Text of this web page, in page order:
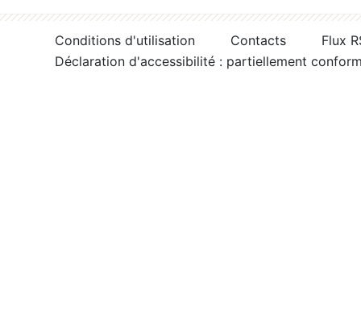
Conditions d'utilisation Contacts
Flux
Déclaration d'accessibilité : partiellement